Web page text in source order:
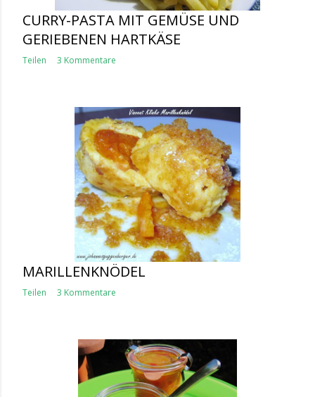
CURRY-PASTA MIT GEMÜSE UND
GERIEBENEN HARTKÄSE
Teilen 3 Kommentare
MARILLENKNÖDEL
Teilen 3 Kommentare